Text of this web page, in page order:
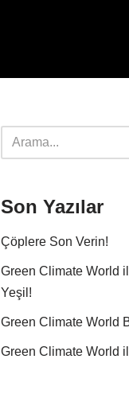
Son Yazılar
Çöplere Son Verin!
Green Climate World
Yeşil!
Green Climate World
Green Climate World